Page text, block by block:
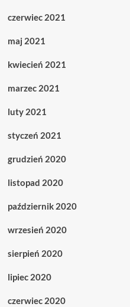
czerwiec 2021
maj 2021
kwiecień 2021
marzec 2021
luty 2021
styczeń 2021
grudzień 2020
listopad 2020
październik 2020
wrzesień 2020
sierpień 2020
lipiec 2020
czerwiec 2020